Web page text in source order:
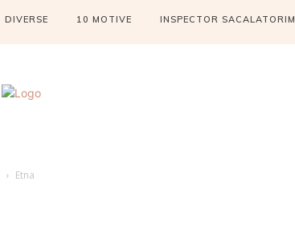
DIVERSE 10 MOTIVE INSPECTOR SACALATORIM
Etna